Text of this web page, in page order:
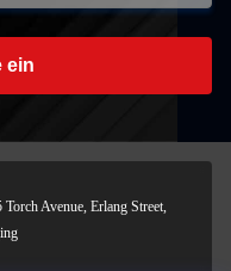
ein
Avenue, Erlang Street,